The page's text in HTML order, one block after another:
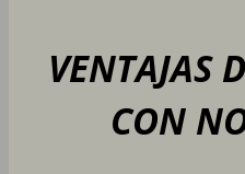
VENTAJAS
CON